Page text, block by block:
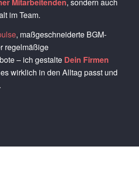
im Team.
, maßgeschneiderte BGM-
regelmäßige
– ich gestalte Dein Firmen
wirklich in den Alltag passt und